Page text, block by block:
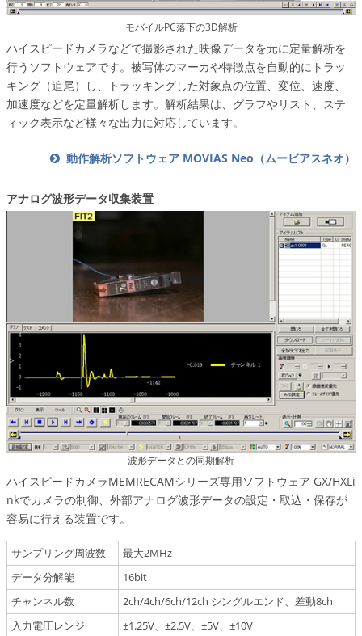
モバイルPC落下の3D解析
ハイスピードカメラなどで撮影された映像データを元に定量解析を
行うソフトウェアです。被写体のマーカや特徴点を自動的にトラッ
キング（追尾）し、トラッキングした対象点の位置、変位、速度、
加速度などを定量解析します。解析結果は、グラフやリスト、ステ
ィック表示など様々な出力に対応しています。
動作解析ソフトウェア MOVIAS Neo（ムービアスネオ）
アナログ波形データ収集装置
波形データとの同期解析
ハイスピードカメラMEMRECAMシリーズ専用ソフトウェア GX/HXLi
nkでカメラの制御、外部アナログ波形データの設定・取込・保存が
容易に行える装置です。
サンプリング周波数
最大2MHz
データ分解能
16bit
チャンネル数
2ch/4ch/6ch/12ch シングルエンド、差動8ch
入力電圧レンジ
±1.25V、±2.5V、±5V、±10V